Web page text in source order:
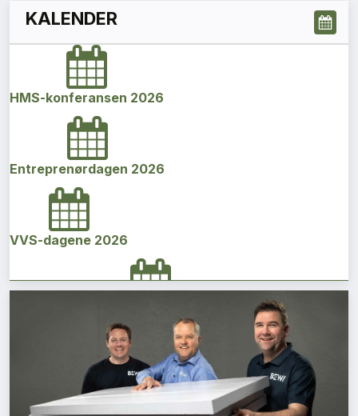
KALENDER
HMS-konferansen 2026
Entreprenørdagen 2026
VVS-dagene 2026
Norges bygg- og eiendomskonferanse 2026
Vi Bygger Vestland 2026